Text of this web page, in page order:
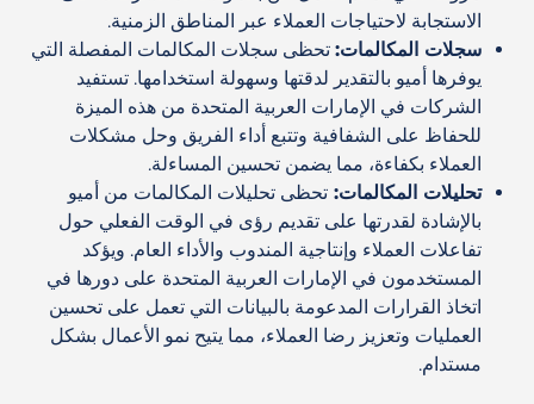
الاستجابة لاحتياجات العملاء عبر المناطق الزمنية.
سجلات المكالمات: تحظى سجلات المكالمات المفصلة التي
يوفرها أميو بالتقدير لدقتها وسهولة استخدامها. تستفيد
الشركات في الإمارات العربية المتحدة من هذه الميزة
للحفاظ على الشفافية وتتبع أداء الفريق وحل مشكلات
العملاء بكفاءة، مما يضمن تحسين المساءلة.
تحليلات المكالمات: تحظى تحليلات المكالمات من أميو
بالإشادة لقدرتها على تقديم رؤى في الوقت الفعلي حول
تفاعلات العملاء وإنتاجية المندوب والأداء العام. ويؤكد
المستخدمون في الإمارات العربية المتحدة على دورها في
اتخاذ القرارات المدعومة بالبيانات التي تعمل على تحسين
العمليات وتعزيز رضا العملاء، مما يتيح نمو الأعمال بشكل
مستدام.